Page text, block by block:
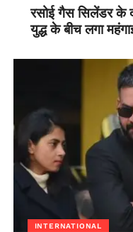
रसोई गैस सिलेंडर के
युद्ध के बीच लगा
INTERNATIONAL